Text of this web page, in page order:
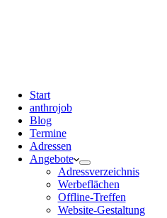
Start
anthrojob
Blog
Termine
Adressen
Angebote
Adressverzeichnis
Werbeflächen
Offline-Treffen
Website-Gestaltung